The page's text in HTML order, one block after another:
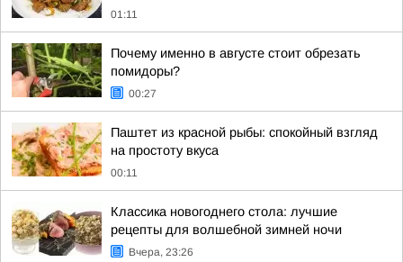
01:11
Почему именно в августе стоит обрезать
помидоры?
00:27
Паштет из красной рыбы: спокойный взгляд
на простоту вкуса
00:11
Классика новогоднего стола: лучшие
рецепты для волшебной зимней ночи
Вчера, 23:26